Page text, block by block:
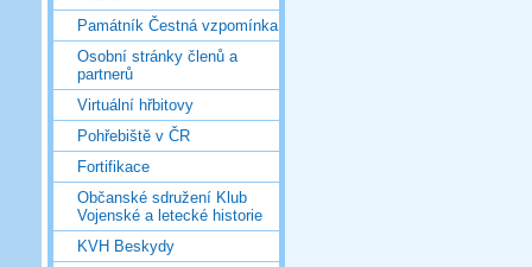
Památník Čestná vzpomínka
Osobní stránky členů a
partnerů
Virtuální hřbitovy
Pohřebiště v ČR
Fortifikace
Občanské sdružení Klub
Vojenské a letecké historie
KVH Beskydy